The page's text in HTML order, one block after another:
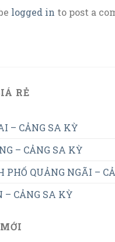
logged in to post a
RẺ
– CẢNG SA KỲ
– CẢNG SA KỲ
PHỐ QUẢNG NGÃI –
– CẢNG SA KỲ